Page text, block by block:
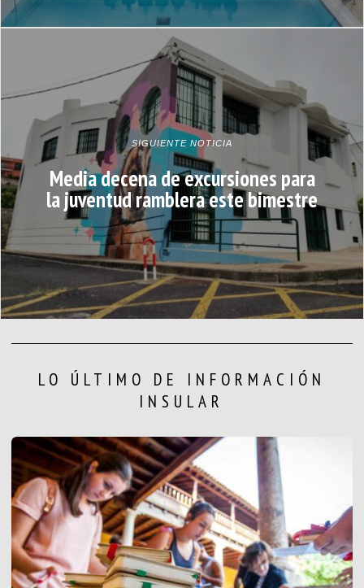
SIGUIENTE NOTICIA
Media decena de excursiones para
la juventud ramblera este bimestre
LO ÚLTIMO DE INFORMACIÓN
INSULAR